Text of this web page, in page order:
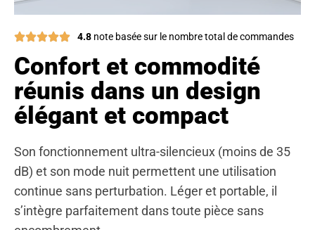
4.8 note basée sur le nombre total de commandes
Confort et commodité
réunis dans un design
élégant et compact
Son fonctionnement ultra-silencieux (moins de 35
dB) et son mode nuit permettent une utilisation
continue sans perturbation. Léger et portable, il
s’intègre parfaitement dans toute pièce sans